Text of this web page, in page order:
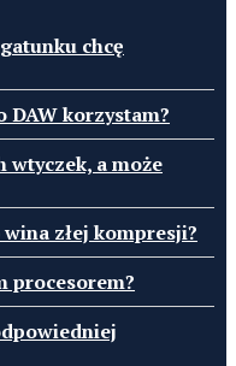
chcę
DAW korzystam?
wtyczek, a może
złej kompresji?
procesorem?